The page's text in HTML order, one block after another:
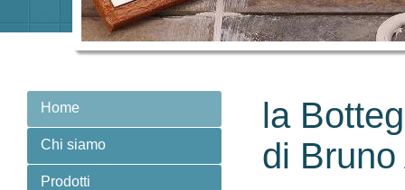
Home
Chi siamo
Prodotti
la
di